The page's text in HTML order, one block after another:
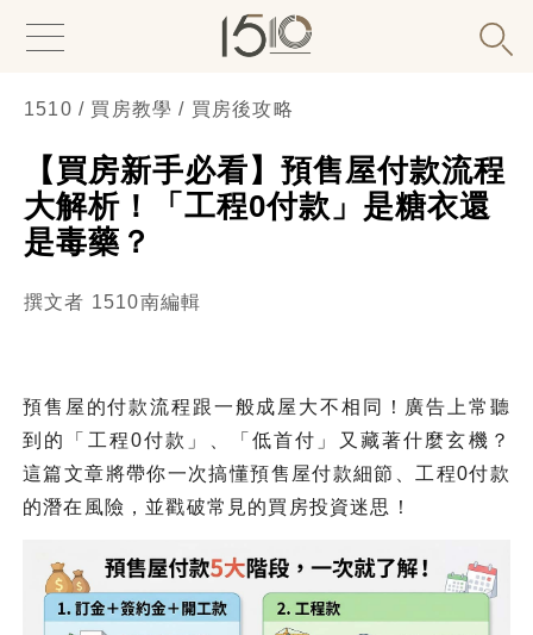
1510 / 買房教學 / 買房後攻略
【買房新手必看】預售屋付款流程
大解析！「工程0付款」是糖衣還
是毒藥？
撰文者 1510南編輯
預售屋的付款流程跟一般成屋大不相同！廣告上常聽
到的「工程0付款」、「低首付」又藏著什麼玄機？
這篇文章將帶你一次搞懂預售屋付款細節、工程0付款
的潛在風險，並戳破常見的買房投資迷思！